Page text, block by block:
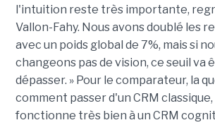
l'intuition reste très importante,
Vallon-Fahy. Nous avons doublé les
avec un poids global de 7%, mais si
changeons pas de vision, ce seuil va
dépasser. » Pour le comparateur, la
comment passer d'un CRM
fonctionne très bien à un CRM